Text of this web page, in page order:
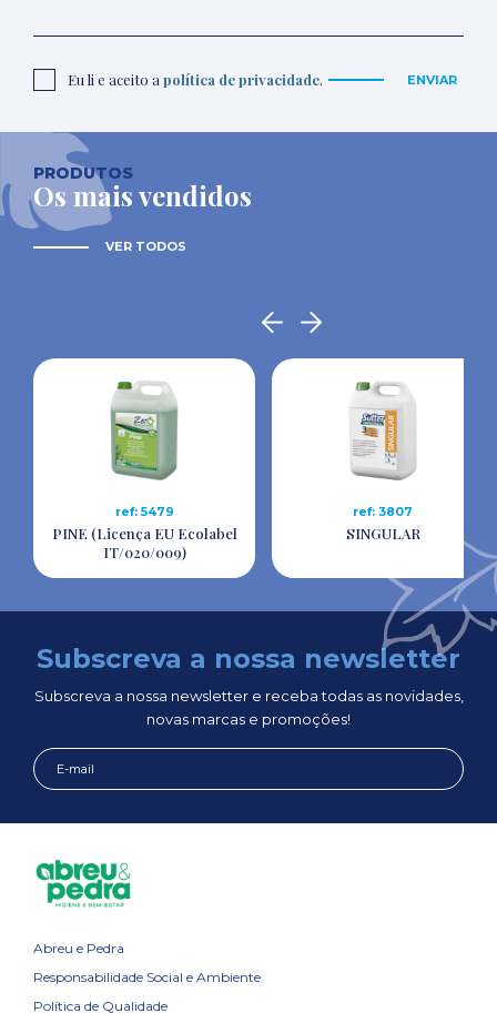
Eu li e aceito a política de privacidade. ENVIAR
PRODUTOS
Os mais vendidos
VER TODOS
ref: 5479
PINE (Licença EU Ecolabel
IT/020/009)
ref: 3807
SINGULAR
Subscreva a nossa newsletter
Subscreva a nossa newsletter e receba todas as novidades,
novas marcas e promoções!
Abreu e Pedra
Responsabilidade Social e Ambiente
Política de Qualidade